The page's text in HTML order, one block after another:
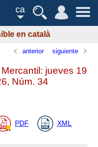
ca
en català
anterior siguiente
jueves 19
Núm. 34
PDF XML